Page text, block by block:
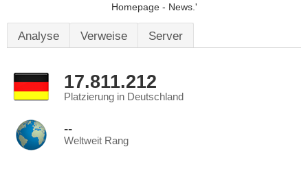
Homepage - News.'
Analyse Verweise Server
17.811.212
Platzierung in Deutschland
--
Weltweit Rang